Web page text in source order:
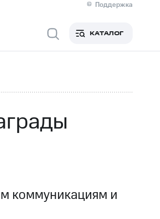
Поддержка
Медиа-центр
и деловая этика
На главную
КАТАЛОГ
коммуникациям и